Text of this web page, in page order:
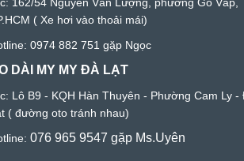
( Xe hơi vào thoải mái)
0974 882 751 gặp Ngọc
DÀI MY MY ĐÀ LẠT
Lô B9 - KQH Hàn Thuyên - Phường Cam Ly -
t ( đường oto tránh nhau)
076 965 9547 gặp Ms.Uyên